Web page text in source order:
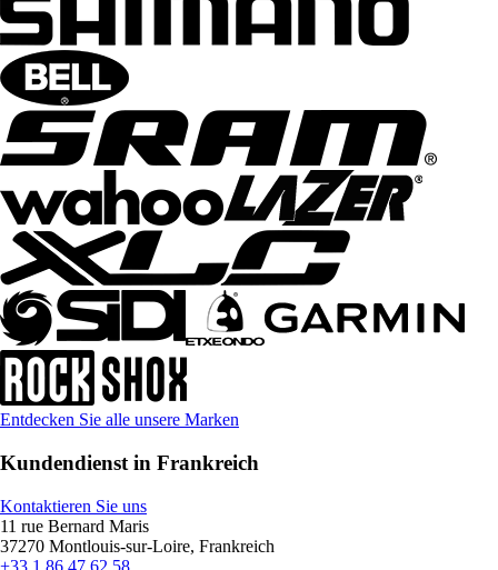
Entdecken Sie alle unsere Marken
Kundendienst in Frankreich
Kontaktieren Sie uns
11 rue Bernard Maris
37270 Montlouis-sur-Loire, Frankreich
+33 1 86 47 62 58